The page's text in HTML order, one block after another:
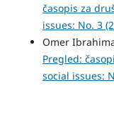
časopis za
issues: No. 3
Omer
Pregled:
social issues: